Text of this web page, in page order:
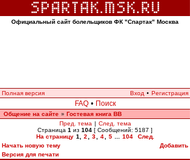
Официальный сайт болельщиков ФК "Спартак" Москва
Полная версия Вход • Регистрация
FAQ • Поиск
Общение на сайте » Гостевая книга ВВ
Пред. тема | След. тема
Страница 1 из 104 [ Сообщений: 5187 ]
На страницу 1 2 3 4 5 104
След.
Начать новую тему
Добавить
Версия для печати